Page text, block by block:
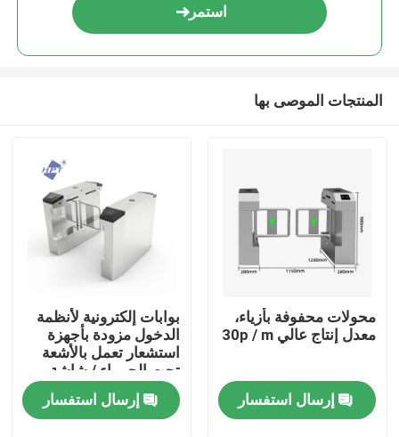
استمر
المنتجات الموصى بها
محولات محفوفة بأزياء،
معدل إنتاج عالي 30p / m
إرسال استفسار
بوابات إلكترونية لأنظمة
الدخول مزودة بأجهزة
استشعار تعمل بالأشعة
تحت الحمراء / شاشة
LED
إرسال استفسار